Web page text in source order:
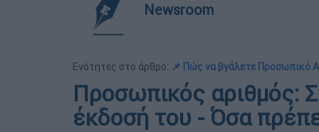
Newsroom
Ενότητες στο άρθρο: 📌 Πώς να βγάλετε Προσωπικό
Προσωπικός αριθμός:
έκδοσή του - Όσα